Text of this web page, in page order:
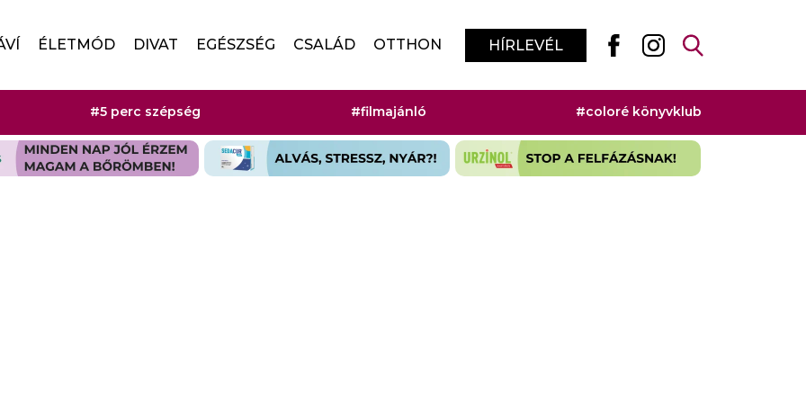
ÉLETMÓD DIVAT EGÉSZSÉG CSALÁD OTTHON HÍRLEVÉL
#5 perc szépség #filmajánló #coloré könyvklub